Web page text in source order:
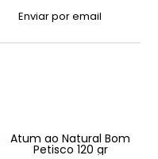
Enviar por email